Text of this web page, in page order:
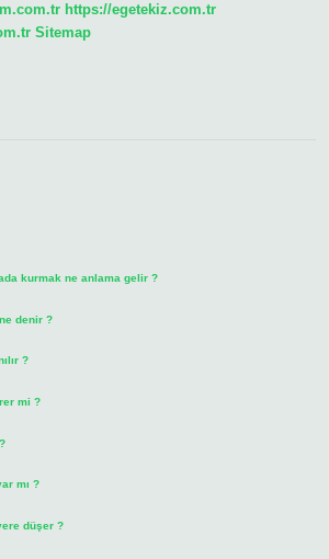
https://egetekiz.com.tr
Sitemap
kurmak ne anlama gelir ?
denir ?
?
mi ?
mı ?
düşer ?